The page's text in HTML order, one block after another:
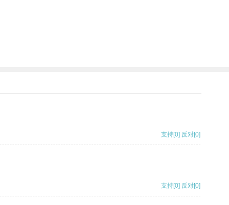
支持[0] 反对[0]
支持[0] 反对[0]